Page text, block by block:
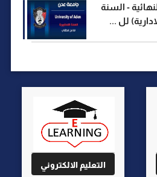
- السنة
لل ...
التعليم الالكتروني